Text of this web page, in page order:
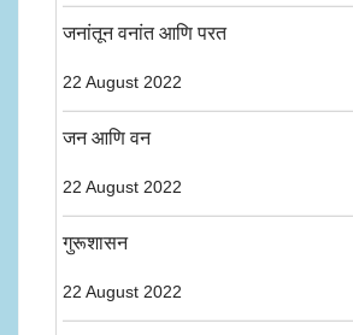
जनांतून वनांत आणि परत
22 August 2022
जन आणि वन
22 August 2022
गुरूशासन
22 August 2022